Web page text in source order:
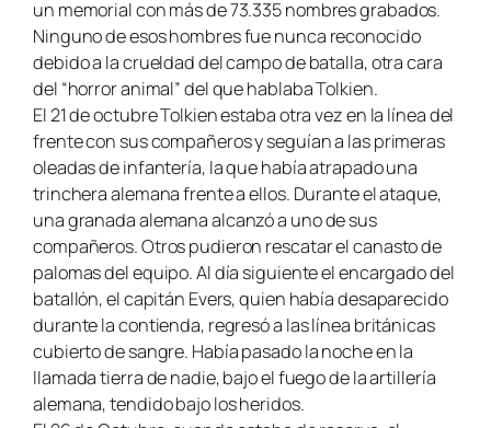
un memorial con más de 73.335 nombres grabados.
Ninguno de esos hombres fue nunca reconocido
debido a la crueldad del campo de batalla, otra cara
del “horror animal” del que hablaba Tolkien.
El 21 de octubre Tolkien estaba otra vez en la línea del
frente con sus compañeros y seguían a las primeras
oleadas de infantería, la que había atrapado una
trinchera alemana frente a ellos. Durante el ataque,
una granada alemana alcanzó a uno de sus
compañeros. Otros pudieron rescatar el canasto de
palomas del equipo. Al día siguiente el encargado del
batallón, el capitán Evers, quien había desaparecido
durante la contienda, regresó a las línea británicas
cubierto de sangre. Había pasado la noche en la
llamada tierra de nadie, bajo el fuego de la artillería
alemana, tendido bajo los heridos.